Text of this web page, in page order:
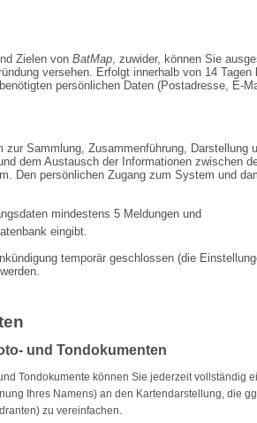
Zielen von BatMap, zuwider, können Sie
versehen. Erfolgt innerhalb von 14
persönlichen Daten (Postadresse, E-
Sammlung, Zusammenführung, Darstellung
dem Austausch der Informationen zwischen
Den persönlichen Zugang zum System und
mindestens 5 Meldungen und
eingibt.
temporär geschlossen (die
und Tondokumenten
Tondokumente können Sie jederzeit vollständig
Ihres Namens) an den Karten­dar­stellung, die
zu vereinfachen.